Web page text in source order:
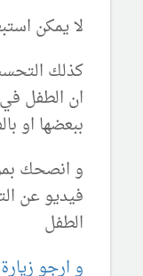
لا يمكن
كذلك
ان الطفل في
ببعضها او
و انصحك
فيديو عن
الطفل
و ارجو